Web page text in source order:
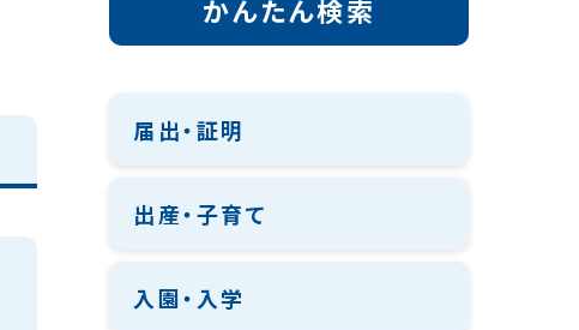
かんたん検索
届出・証明
出産・子育て
入園・入学